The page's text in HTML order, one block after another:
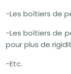
-Les boîtiers de
-Les boîtiers de
pour plus de
-Etc.